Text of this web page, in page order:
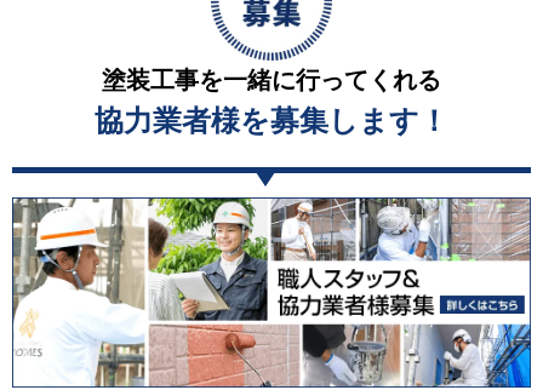
塗装工事を一緒に行ってくれる
協力業者様を募集します！